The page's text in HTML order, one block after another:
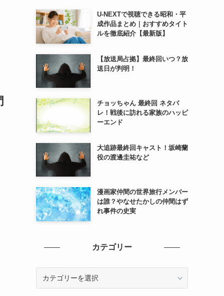
U-NEXTで視聴できる昭和・平
成作品まとめ｜おすすめタイト
ルを徹底紹介【最新版】
【放送局占拠】最終回いつ？放
送日が判明！
チョッちゃん 最終回 ネタバ
レ！戦後に訪れる家族のハッピ
ーエンド
大追跡最終回キャスト！坂崎蘭
役の渡邊圭祐など
漫画家仲間の世界旅行メンバー
は誰？やなせたかしの仲間はず
れ事件の史実
カテゴリー